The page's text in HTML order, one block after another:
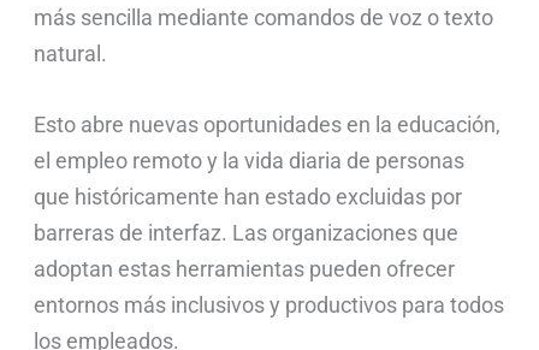
más sencilla mediante comandos de voz o texto
natural.
Esto abre nuevas oportunidades en la educación,
el empleo remoto y la vida diaria de personas
que históricamente han estado excluidas por
barreras de interfaz. Las organizaciones que
adoptan estas herramientas pueden ofrecer
entornos más inclusivos y productivos para todos
los empleados.